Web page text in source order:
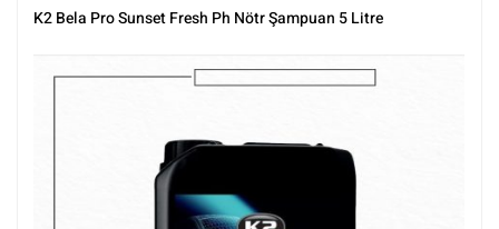
Şampuanları,Ph nötr Şampuanlar,Prewashlar,Şampuanlar
K2 Bela Pro Sunset Fresh Ph Nötr Şampuan 5 Litre